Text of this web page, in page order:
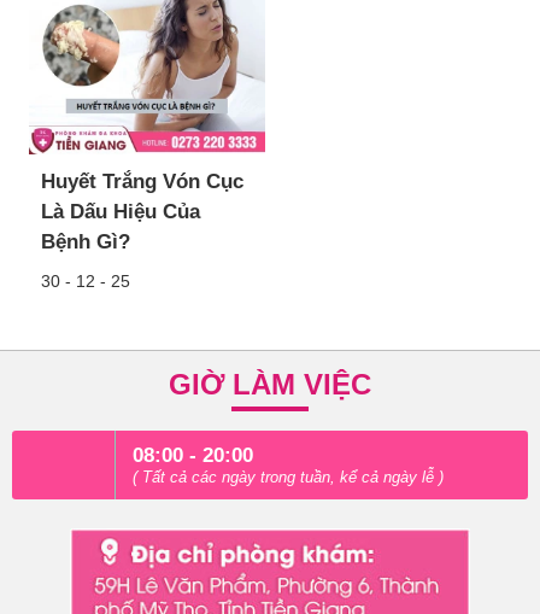
Huyết Trắng Vón Cục
Là Dấu Hiệu Của
Bệnh Gì?
30 - 12 - 25
GIỜ LÀM VIỆC
08:00 - 20:00
( Tất cả các ngày trong tuần, kể cả ngày lễ )